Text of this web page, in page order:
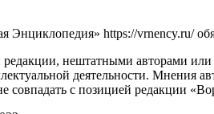
https://vrnency.ru/
нештатными авторами или
деятельности. Мнения
совпадать с позицией редакции